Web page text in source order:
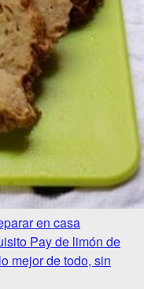
en casa
Pay de limón de
mejor de todo, sin